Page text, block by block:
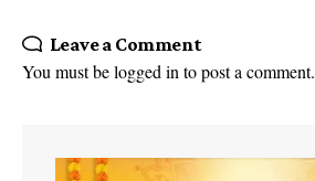
Leave a Comment
You must belogged into post a comment.